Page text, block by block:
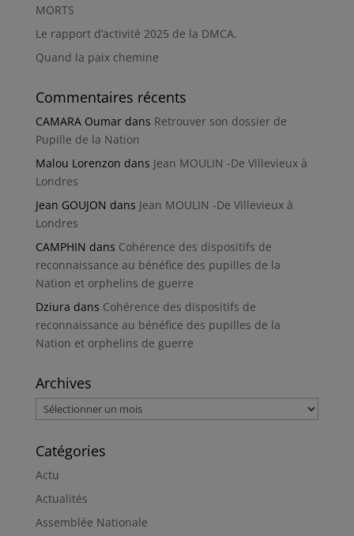
MORTS
Le rapport d’activité 2025 de la DMCA.
Quand la paix chemine
Commentaires récents
CAMARA Oumardans Retrouver son dossier de
Pupille de la Nation
Malou Lorenzon dans Jean MOULIN -De Villevieux à
Londres
Jean GOUJON dans Jean MOULIN -De Villevieux à
Londres
CAMPHIN dans Cohérence des dispositifs de
reconnaissance au bénéfice des pupilles de la
Nation et orphelins de guerre
Dziura dans Cohérence des dispositifs de
reconnaissance au bénéfice des pupilles de la
Nation et orphelins de guerre
Archives
Archives
Catégories
Actu
Actualités
Assemblée Nationale